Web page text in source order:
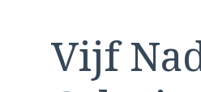
Vijf